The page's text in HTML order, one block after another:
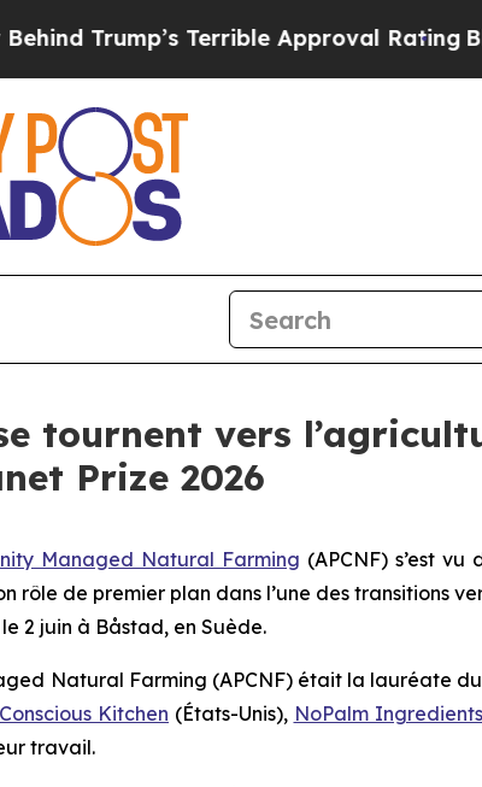
Terrible Approval RatingBlack
tournent vers
Prize 2026
Managed Natural Farming (APCNF) s’est vu
de premier plan dans l’une des transitions
2 juin à Båstad, en Suède.
Natural Farming (APCNF) était la lauréate
Conscious Kitchen (États-Unis), NoPalm Ingredients
travail.